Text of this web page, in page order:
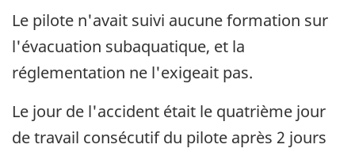
Le pilote n'avait suivi aucune formation sur
l'évacuation subaquatique, et la
réglementation ne l'exigeait pas.
Le jour de l'accident était le quatrième jour
de travail consécutif du pilote après 2 jours